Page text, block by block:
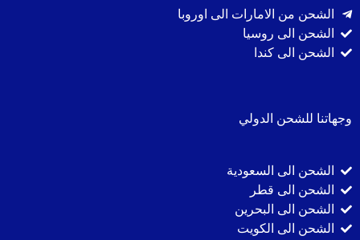
الشحن من الامارات الى اوروبا
الشحن الى روسيا
الشحن الى كندا
وجهاتنا للشحن الدولي
الشحن الى السعودية
الشحن الى قطر
الشحن الى البحرين
الشحن الى الكويت